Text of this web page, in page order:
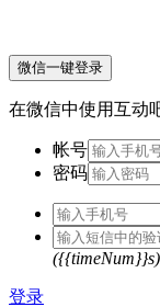
微信一键登录
在微信中使用互动
帐号
密码
({{timeNum}}s)
登录